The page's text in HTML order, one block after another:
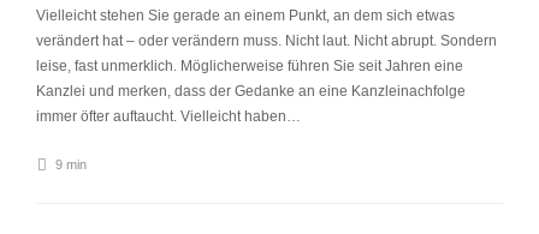
Vielleicht stehen Sie gerade an einem Punkt, an dem sich etwas
verändert hat – oder verändern muss. Nicht laut. Nicht abrupt. Sondern
leise, fast unmerklich. Möglicherweise führen Sie seit Jahren eine
Kanzlei und merken, dass der Gedanke an eine Kanzleinachfolge
immer öfter auftaucht. Vielleicht haben…
9 min